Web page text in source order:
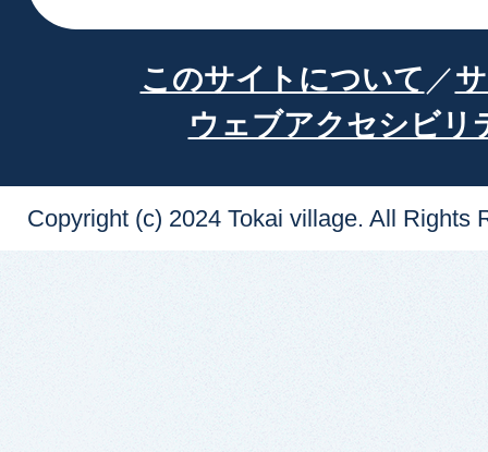
このサイトについて
ウェブアクセシビリ
Copyright (c) 2024 Tokai village. All Rights